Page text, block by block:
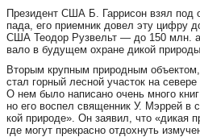
Пре­зи­дент США Б. Гар­ри­сон взял под
па­да, его при­ем­ник до­вел эту циф­ру
США Те­о­дор Руз­вельт — до 150 млн.
ва­ло в бу­ду­щем ох­ра­не ди­кой
Вто­рым круп­ным при­род­ным
стал гор­ный лес­ной учас­ток на
О нем бы­ло на­пи­са­но очень мно­го
но его вос­пел свя­щен­ник У. Мэр­рей в
кой при­ро­де». Он за­я­вил, что «ди­кая
где мо­гут прек­рас­но от­дох­нуть